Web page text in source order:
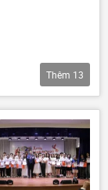
Thêm 13